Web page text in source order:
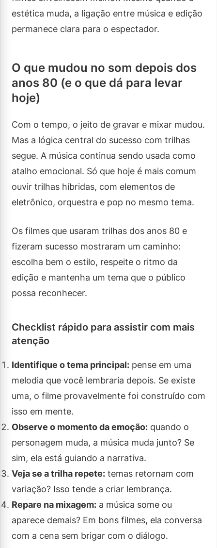
estética muda, a ligação entre música e edição
permanece clara para o espectador.
O que mudou no som depois dos
anos 80 (e o que dá para levar
hoje)
Com o tempo, o jeito de gravar e mixar mudou.
Mas a lógica central do sucesso com trilhas
segue. A música continua sendo usada como
atalho emocional. Só que hoje é mais comum
ouvir trilhas híbridas, com elementos de
eletrônico, orquestra e pop no mesmo tema.
Os filmes que usaram trilhas dos anos 80 e
fizeram sucesso mostraram um caminho:
escolha bem o estilo, respeite o ritmo da
edição e mantenha um tema que o público
possa reconhecer.
Checklist rápido para assistir com mais
atenção
Identifique o tema principal: pense em uma
melodia que você lembraria depois. Se existe
uma, o filme provavelmente foi construído com
isso em mente.
Observe o momento da emoção: quando o
personagem muda, a música muda junto? Se
sim, ela está guiando a narrativa.
Veja se a trilha repete: temas retornam com
variação? Isso tende a criar lembrança.
Repare na mixagem: a música some ou
aparece demais? Em bons filmes, ela conversa
com a cena sem brigar com o diálogo.